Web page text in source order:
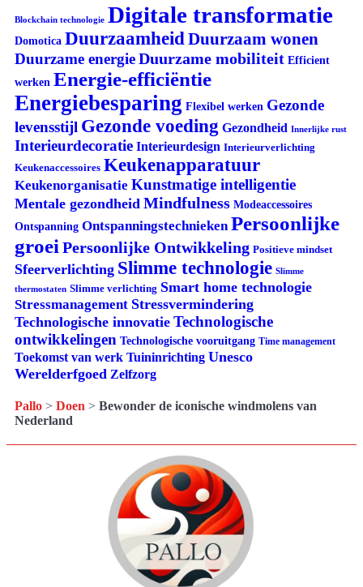
Blockchain technologie Digitale transformatie
Domotica Duurzaamheid Duurzaam wonen
Duurzame energieDuurzame mobiliteit Efficient
werken Energie-efficiëntie
Energiebesparing Flexibel werken Gezonde
levensstijl Gezonde voeding Gezondheid Innerlijke rust
Interieurdecoratie Interieurdesign Interieurverlichting
Keukenaccessoires Keukenapparatuur
Keukenorganisatie Kunstmatige intelligentie
Mentale gezondheid Mindfulness Modeaccessoires
Ontspanning Ontspanningstechnieken Persoonlijke
groei Persoonlijke Ontwikkeling Positieve mindset
Sfeerverlichting Slimme technologie Slimme
thermostaten Slimme verlichting Smart home technologie
Stressmanagement Stressvermindering
Technologische innovatie Technologische
ontwikkelingen Technologische vooruitgang Time management
Toekomst van werk Tuininrichting Unesco
Werelderfgoed Zelfzorg
Pallo > Doen > Bewonder de iconische windmolens van
Nederland